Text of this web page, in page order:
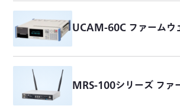
UCAM-60C ファームウ
MRS-100シリーズ ファ